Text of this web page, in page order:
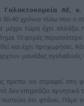
Γαλακτοκομεία ΑΕ,
40 χρόνια πίσω που ο
μέχρι τώρα έχει
10 φορές
και έχει προχωρήσει.
μονάδες
πρέπει να στραφεί στη
δεν επηρεάζει
ότι φτάνει. Πάμε